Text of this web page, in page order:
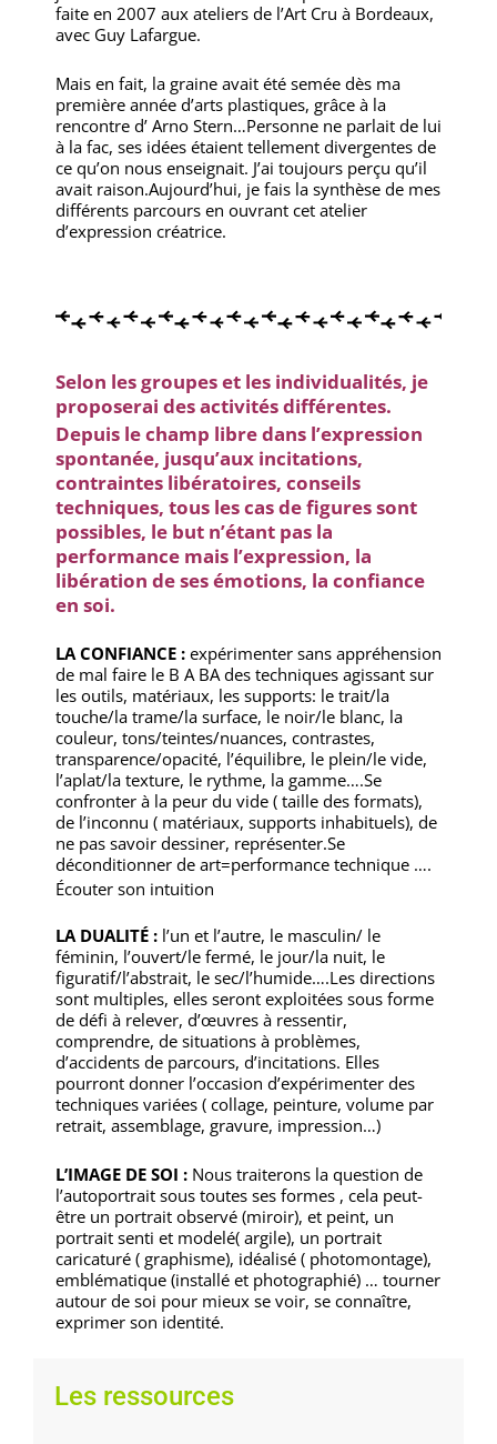
faite en 2007 aux ateliers de l’Art Cru à Bordeaux,
avec Guy Lafargue.
Mais en fait, la graine avait été semée dès ma
première année d’arts plastiques, grâce à la
rencontre d’ Arno Stern…Personne ne parlait de lui
à la fac, ses idées étaient tellement divergentes de
ce qu’on nous enseignait. J’ai toujours perçu qu’il
avait raison.Aujourd’hui, je fais la synthèse de mes
différents parcours en ouvrant cet atelier
d’expression créatrice.
Selon les groupes et les individualités, je
proposerai des activités différentes.
Depuis le champ libre dans l’expression
spontanée, jusqu’aux incitations,
contraintes libératoires, conseils
techniques, tous les cas de figures sont
possibles, le but n’étant pas la
performance mais l’expression, la
libération de ses émotions, la confiance
en soi.
LA CONFIANCE : expérimenter sans appréhension
de mal faire le B A BA des techniques agissant sur
les outils, matériaux, les supports: le trait/la
touche/la trame/la surface, le noir/le blanc, la
couleur, tons/teintes/nuances, contrastes,
transparence/opacité, l’équilibre, le plein/le vide,
l’aplat/la texture, le rythme, la gamme….Se
confronter à la peur du vide ( taille des formats),
de l’inconnu ( matériaux, supports inhabituels), de
ne pas savoir dessiner, représenter.Se
déconditionner de art=performance technique ….
Écouter son intuition
LA DUALITÉ : l’un et l’autre, le masculin/ le
féminin, l’ouvert/le fermé, le jour/la nuit, le
figuratif/l’abstrait, le sec/l’humide….Les directions
sont multiples, elles seront exploitées sous forme
de défi à relever, d’œuvres à ressentir,
comprendre, de situations à problèmes,
d’accidents de parcours, d’incitations. Elles
pourront donner l’occasion d’expérimenter des
techniques variées ( collage, peinture, volume par
retrait, assemblage, gravure, impression…)
L’IMAGE DE SOI : Nous traiterons la question de
l’autoportrait sous toutes ses formes , cela peut-
être un portrait observé (miroir), et peint, un
portrait senti et modelé( argile), un portrait
caricaturé ( graphisme), idéalisé ( photomontage),
emblématique (installé et photographié) … tourner
autour de soi pour mieux se voir, se connaître,
exprimer son identité.
Les ressources